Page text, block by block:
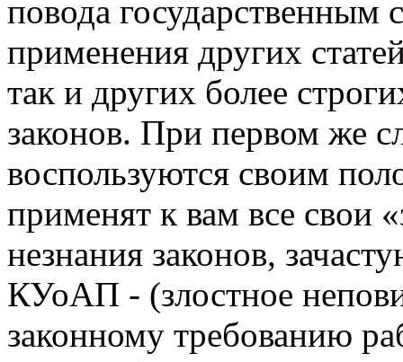
повода
применения других
так и других более
законов. При первом же
воспользуются своим
применят к вам все свои
незнания законов,
КУоАП - (злостное
законному требованию